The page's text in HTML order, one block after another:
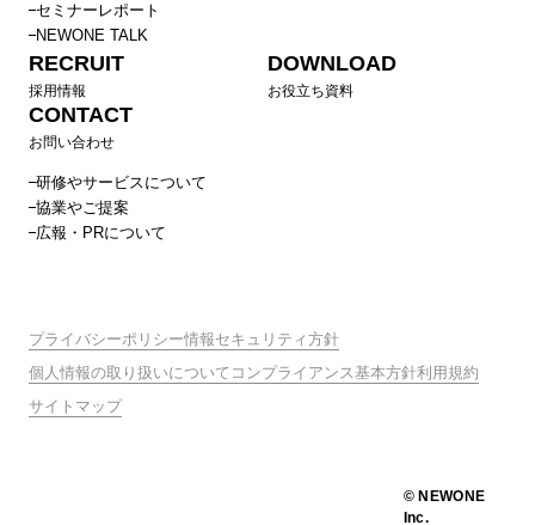
セミナーレポート
NEWONE TALK
RECRUIT
採用情報
DOWNLOAD
お役立ち資料
CONTACT
お問い合わせ
研修やサービスについて
協業やご提案
広報・PRについて
プライバシーポリシー情報セキュリティ方針
個人情報の取り扱いについて コンプライアンス基本方針利用規約
サイトマップ
© NEWONE
Inc.